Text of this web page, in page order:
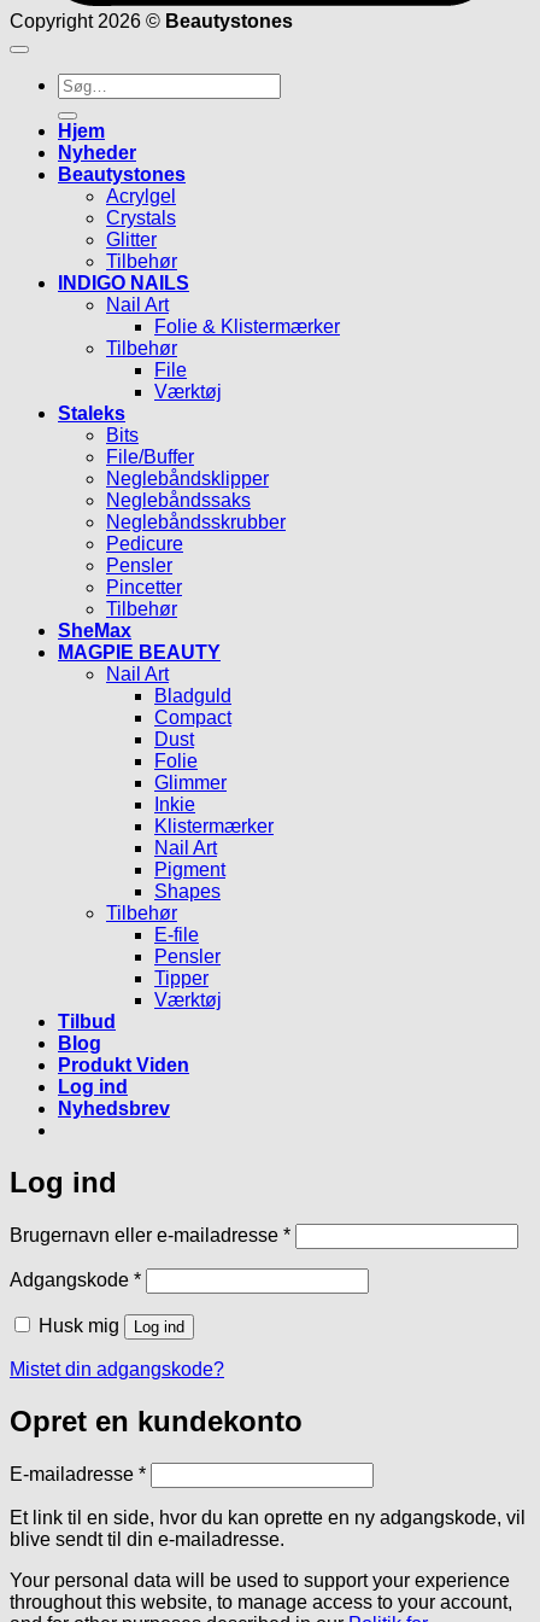
Copyright 2026 © Beautystones
Søg
efter:
Hjem
Nyheder
Beautystones
Acrylgel
Crystals
Glitter
Tilbehør
INDIGO NAILS
Nail Art
Folie & Klistermærker
Tilbehør
File
Værktøj
Staleks
Bits
File/Buffer
Neglebåndsklipper
Neglebåndssaks
Neglebåndsskrubber
Pedicure
Pensler
Pincetter
Tilbehør
SheMax
MAGPIE BEAUTY
Nail Art
Bladguld
Compact
Dust
Folie
Glimmer
Inkie
Klistermærker
Nail Art
Pigment
Shapes
Tilbehør
E-file
Pensler
Tipper
Værktøj
Tilbud
Blog
Produkt Viden
Log ind
Nyhedsbrev
Log ind
Brugernavn eller e-mailadresse *Påkrævet
Adgangskode *Påkrævet
Husk mig Log ind
Mistet din adgangskode?
Opret en kundekonto
E-mailadresse *Påkrævet
Et link til en side, hvor du kan oprette en ny adgangskode, vil
blive sendt til din e-mailadresse.
Your personal data will be used to support your experience
throughout this website, to manage access to your account,